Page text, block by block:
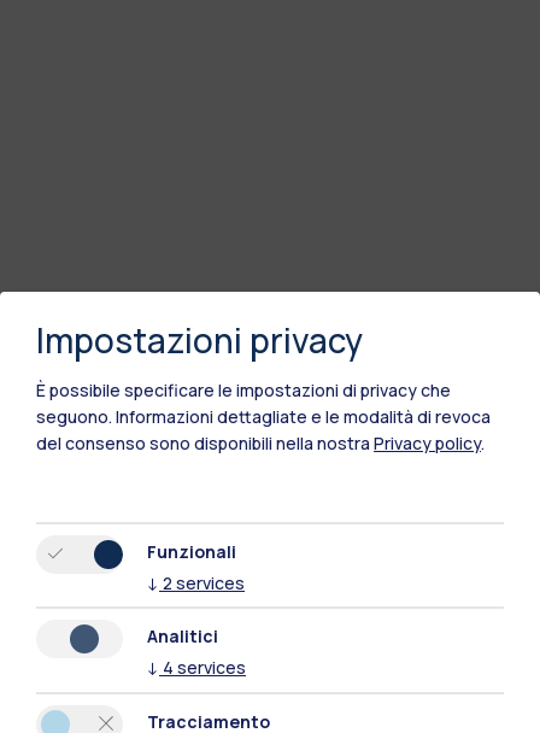
Polimi Community
Tutti i siti dell’ecosistema
Impostazioni privacy
È possibile specificare le impostazioni di privacy che
seguono. Informazioni dettagliate e le modalità di revoca
del consenso sono disponibili nella nostra Privacy policy.
Funzionali
↓ 2 services
Analitici
↓ 4 services
Tracciamento